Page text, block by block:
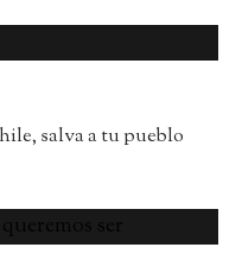
salva a tu pueblo